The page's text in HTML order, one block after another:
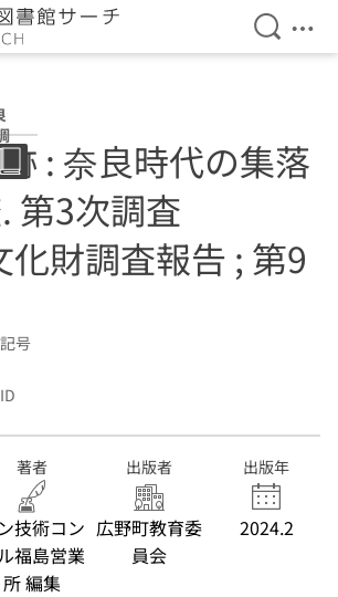
検索を
メ
: 奈良時代の集落
第3次調査
化財調査報告 ; 第9
号
著者
技術コン
福島営業
所 編集
出版者
広野町教育委
員会
出版年
2024.2